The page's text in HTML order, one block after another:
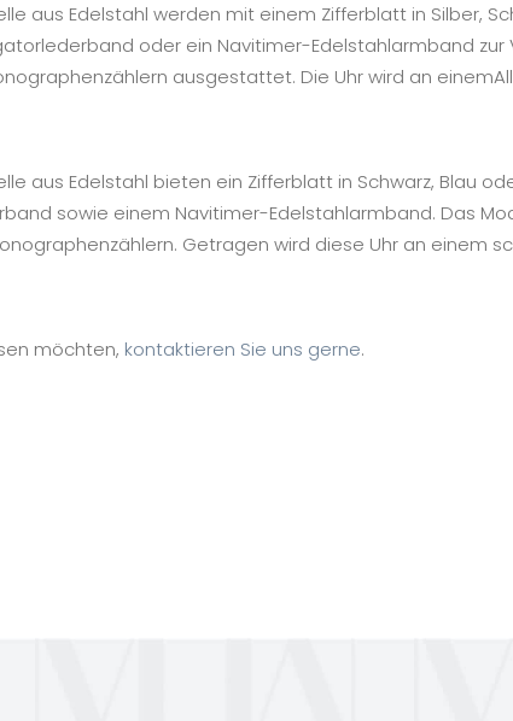
aus Edelstahl werden mit einem Zifferblatt in Silber,
oder ein Navitimer-Edelstahlarmband
ausgestattet. Die Uhr wird an
aus Edelstahl bieten ein Zifferblatt in Schwarz, Blau
sowie einem Navitimer-Edelstahlarmband. Das
Getragen wird diese Uhr an einem
möchten, kontaktieren Sie uns gerne.